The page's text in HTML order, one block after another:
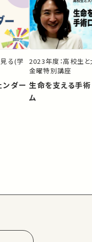
る(学
ンダー
2023年度：高校生
金曜特別講座
生命を支える手
ム